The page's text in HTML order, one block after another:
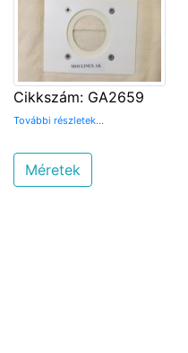
Cikkszám: GA2659
További részletek...
Méretek